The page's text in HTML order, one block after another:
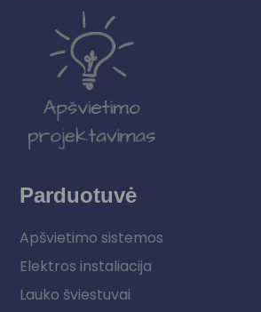
Parduotuvė
Apšvietimo sistemos
Elektros instaliacija
Lauko šviestuvai